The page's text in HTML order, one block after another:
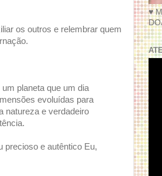
os outros e relembrar quem
planeta que um dia
evoluídas para
natureza e verdadeiro
precioso e autêntico Eu,
♥